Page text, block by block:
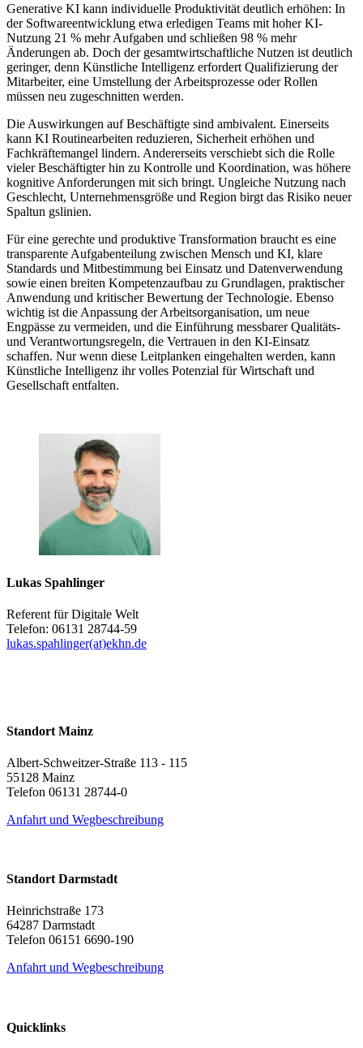
Generative KI kann individuelle Produktivität deutlich erhöhen: In
der Softwareentwicklung etwa erledigen Teams mit hoher KI-
Nutzung 21 % mehr Aufgaben und schließen 98 % mehr
Änderungen ab. Doch der gesamtwirtschaftliche Nutzen ist deutlich
geringer, denn Künstliche Intelligenz erfordert Qualifizierung der
Mitarbeiter, eine Umstellung der Arbeitsprozesse oder Rollen
müssen neu zugeschnitten werden.
Die Auswirkungen auf Beschäftigte sind ambivalent. Einerseits
kann KI Routinearbeiten reduzieren, Sicherheit erhöhen und
Fachkräftemangel lindern. Andererseits verschiebt sich die Rolle
vieler Beschäftigter hin zu Kontrolle und Koordination, was höhere
kognitive Anforderungen mit sich bringt. Ungleiche Nutzung nach
Geschlecht, Unternehmensgröße und Region birgt das Risiko neuer
Spaltun gslinien.
Für eine gerechte und produktive Transformation braucht es eine
transparente Aufgabenteilung zwischen Mensch und KI, klare
Standards und Mitbestimmung bei Einsatz und Datenverwendung
sowie einen breiten Kompetenzaufbau zu Grundlagen, praktischer
Anwendung und kritischer Bewertung der Technologie. Ebenso
wichtig ist die Anpassung der Arbeitsorganisation, um neue
Engpässe zu vermeiden, und die Einführung messbarer Qualitäts-
und Verantwortungsregeln, die Vertrauen in den KI-Einsatz
schaffen. Nur wenn diese Leitplanken eingehalten werden, kann
Künstliche Intelligenz ihr volles Potenzial für Wirtschaft und
Gesellschaft entfalten.
Lukas Spahlinger
Referent für Digitale Welt
Telefon: 06131 28744-59
lukas.spahlinger(at)ekhn.de
Standort Mainz
Albert-Schweitzer-Straße 113 - 115
55128 Mainz
Telefon 06131 28744-0
Anfahrt und Wegbeschreibung
Standort Darmstadt
Heinrichstraße 173
64287 Darmstadt
Telefon 06151 6690-190
Anfahrt und Wegbeschreibung
Quicklinks